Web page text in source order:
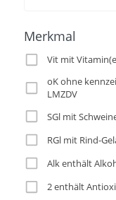
Merkmal
Vit mit
oK ohne
LMZDV
SGl mit
RGl mit Rind-
Alk enthält
2 enthält